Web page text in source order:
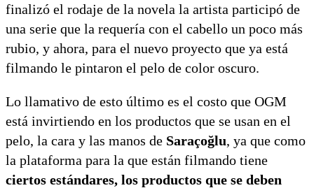
finalizó el rodaje de la novela la artista participó de
una serie que la requería con el cabello un poco más
rubio, y ahora, para el nuevo proyecto que ya está
filmando le pintaron el pelo de color oscuro.
Lo llamativo de esto último es el costo que OGM
está invirtiendo en los productos que se usan en el
pelo, la cara y las manos de Saraçoğlu, ya que como
la plataforma para la que están filmando tiene
ciertos estándares, los productos que se deben